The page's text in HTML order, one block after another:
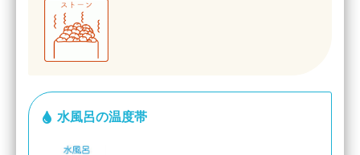
水風呂の温度帯